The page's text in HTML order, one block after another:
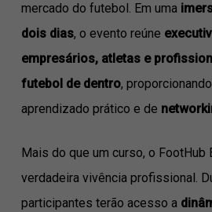
mercado do futebol. Em uma
dois dias, o evento reúne
empresários, atletas e
futebol de dentro,
aprendizado prático e de
Mais do que um curso, o FootHub
verdadeira vivência profissional.
participantes terão acesso a